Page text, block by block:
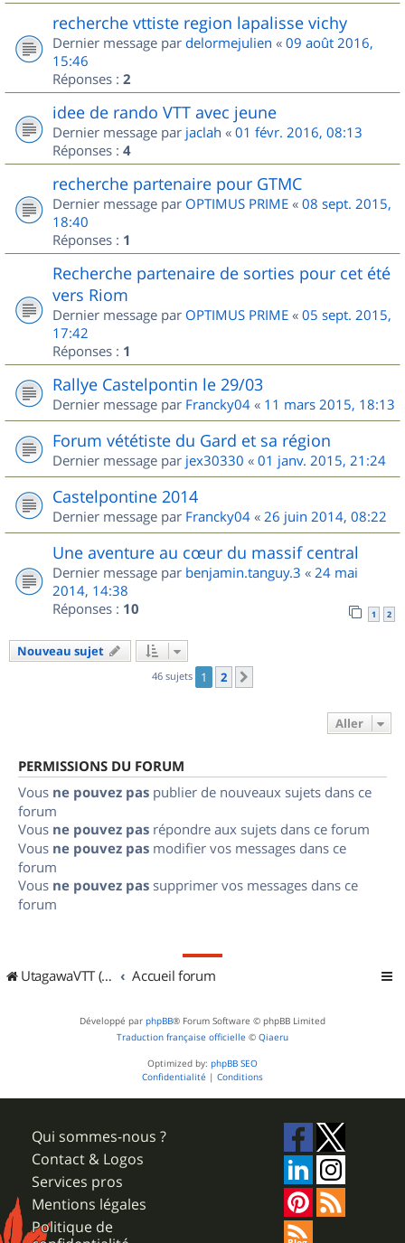
recherche vttiste region lapalisse vichy
Dernier message par delormejulien « 09 août 2016,
15:46
Réponses : 2
idee de rando VTT avec jeune
Dernier message par jaclah « 01 févr. 2016, 08:13
Réponses : 4
recherche partenaire pour GTMC
Dernier message par OPTIMUS PRIME « 08 sept. 2015,
18:40
Réponses : 1
Recherche partenaire de sorties pour cet été
vers Riom
Dernier message par OPTIMUS PRIME « 05 sept. 2015,
17:42
Réponses : 1
Rallye Castelpontin le 29/03
Dernier message par Francky04 « 11 mars 2015, 18:13
Forum vététiste du Gard et sa région
Dernier message par jex30330 « 01 janv. 2015, 21:24
Castelpontine 2014
Dernier message par Francky04 « 26 juin 2014, 08:22
Une aventure au cœur du massif central
Dernier message par benjamin.tanguy.3 « 24 mai
2014, 14:38
Réponses : 10 1 2
Nouveau sujet
46 sujets 1 2
Aller
PERMISSIONS DU FORUM
Vous ne pouvez pas publier de nouveaux sujets dans ce
forum
Vous ne pouvez pas répondre aux sujets dans ce forum
Vous ne pouvez pas modifier vos messages dans ce
forum
Vous ne pouvez pas supprimer vos messages dans ce
forum
UtagawaVTT (Randos VTT et VTTAE avec traces GPS) Accueil forum
Développé par phpBB® Forum Software © phpBB Limited
Traduction française officielle © Qiaeru
Optimized by: phpBB SEO
Confidentialité | Conditions
Qui sommes-nous ?
Contact & Logos
Services pros
Mentions légales
Politique de